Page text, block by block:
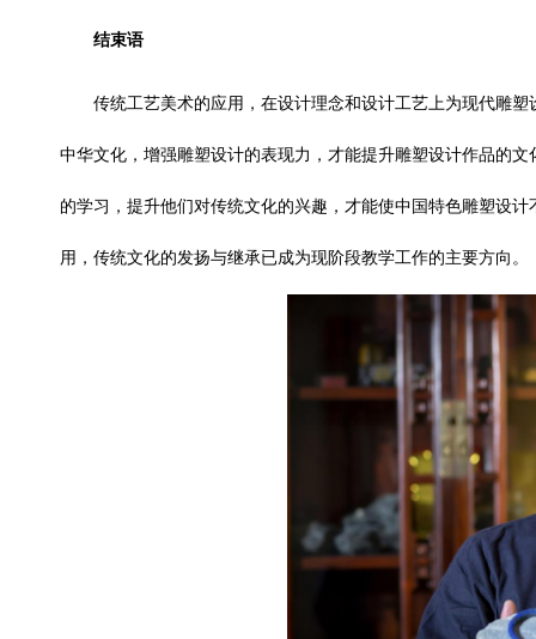
结束语
传统工艺美术的应用，在设计理念和设计工艺上为现代雕
中华文化，增强雕塑设计的表现力，才能提升雕塑设计作品的
的学习，提升他们对传统文化的兴趣，才能使中国特色雕塑设
用，传统文化的发扬与继承已成为现阶段教学工作的主要方向。